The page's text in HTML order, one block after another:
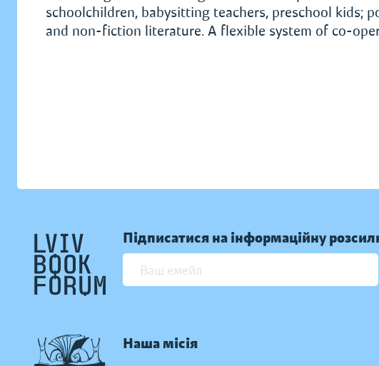
schoolchildren, babysitting teachers, preschool kids;
and non-fiction literature. A flexible system of co-
Підписатися на інформаційну
Наша місія